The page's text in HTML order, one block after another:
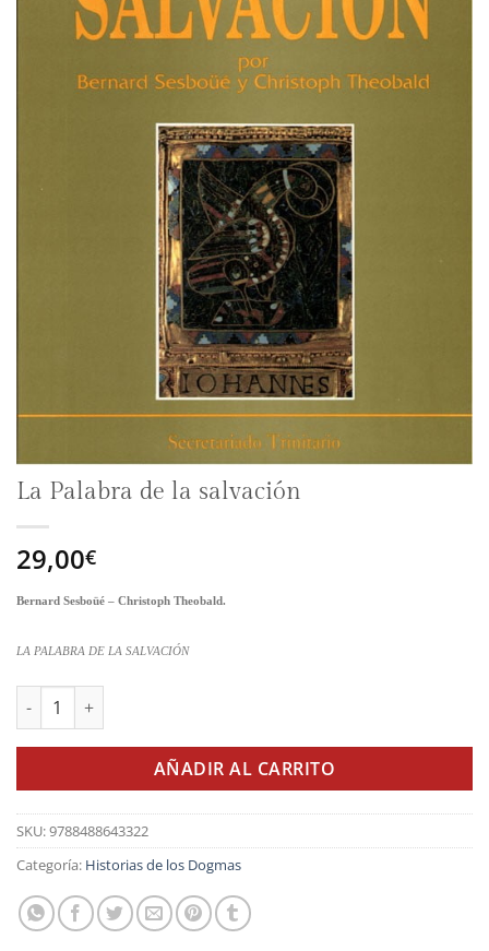
La Palabra de la salvación
29,00€
Bernard Sesboüé – Christoph Theobald.
LA PALABRA DE LA SALVACIÓN
La Palabra de la salvación cantidad
AÑADIR AL CARRITO
SKU:9788488643322
Categoría: Historias de los Dogmas